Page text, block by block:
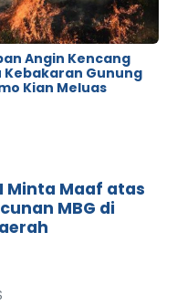
Angin Kencang
Kebakaran Gunung
Kian Meluas
Minta Maaf atas
MBG di